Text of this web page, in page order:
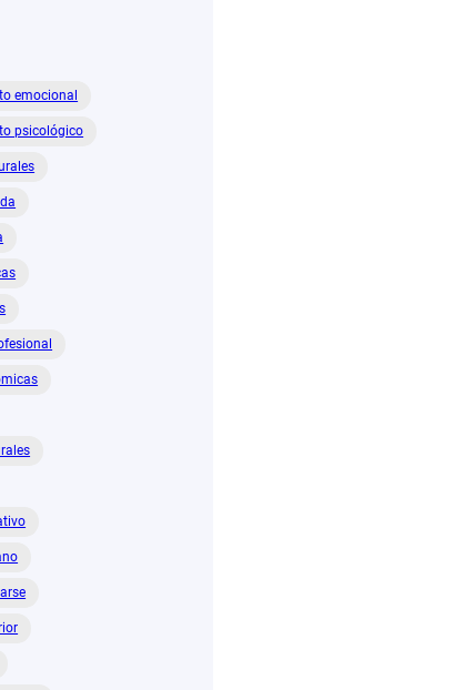
emocional
psicológico